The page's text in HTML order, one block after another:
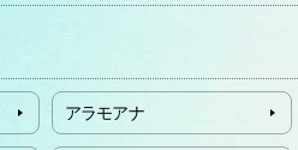
アラモアナ